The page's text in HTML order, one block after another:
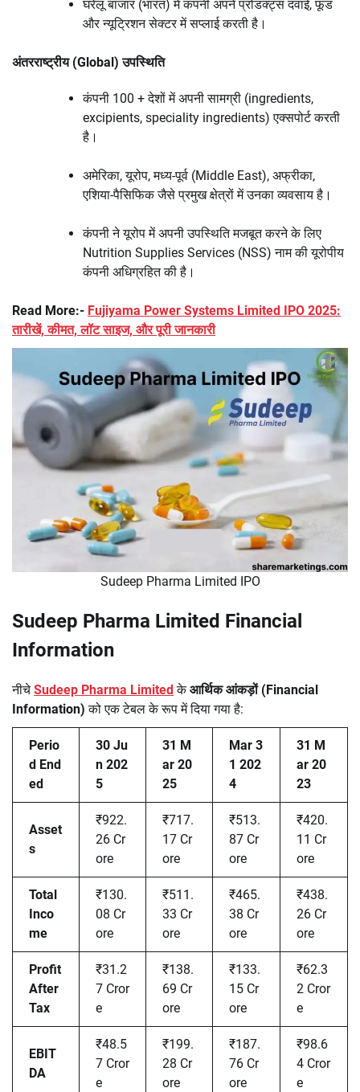
घरेलू बाजार (भारत) में कंपनी अपने प्रोडक्ट्स दवाई, फूड
और न्यूट्रिशन सेक्टर में सप्लाई करती है।
अंतरराष्ट्रीय (Global) उपस्थिति
कंपनी 100 + देशों में अपनी सामग्री (ingredients,
excipients, speciality ingredients) एक्सपोर्ट करती
है।
अमेरिका, यूरोप, मध्य-पूर्व (Middle East), अफ्रीका,
एशिया-पैसिफिक जैसे प्रमुख क्षेत्रों में उनका व्यवसाय है।
कंपनी ने यूरोप में अपनी उपस्थिति मजबूत करने के लिए
Nutrition Supplies Services (NSS) नाम की यूरोपीय
कंपनी अधिग्रहित की है।
Read More:- Fujiyama Power Systems Limited IPO 2025:
तारीखें, कीमत, लॉट साइज, और पूरी जानकारी
Sudeep Pharma Limited IPO
Sudeep Pharma Limited Financial
Information
नीचे Sudeep Pharma Limited केआर्थिक आंकड़ों (Financial
Information) को एक टेबल के रूप में दिया गया है:
Perio
d End
ed
30 Ju
n 202
5
31 M
ar 20
25
Mar 3
1 202
4
31 M
ar 20
23
Asset
s
₹922.
26 Cr
ore
₹717.
17 Cr
ore
₹513.
87 Cr
ore
₹420.
11 Cr
ore
Total
Inco
me
₹130.
08 Cr
ore
₹511.
33 Cr
ore
₹465.
38 Cr
ore
₹438.
26 Cr
ore
Profit
After
Tax
₹31.2
7 Cror
e
₹138.
69 Cr
ore
₹133.
15 Cr
ore
₹62.3
2 Cror
e
EBIT
DA
₹48.5
7 Cror
e
₹199.
28 Cr
ore
₹187.
76 Cr
ore
₹98.6
4 Cror
e